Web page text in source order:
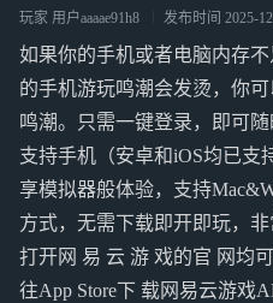
玩家 用户aaaae91h8 发布时间 2025-
如果你的手机或者电脑内存
的手机游玩鸣潮会发烫，你
鸣潮。只需一键登录，即可
支持手机（安卓和iOS均已支
享模拟器般体验，支持
方式，无需下载即开即玩，
打开网 易 云 游 戏的官 网均
往App Store下 载网易云游戏